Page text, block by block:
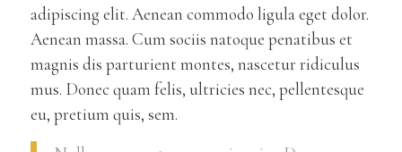
adipiscing elit. Aenean commodo ligula eget dolor.
Aenean massa. Cum sociis natoque penatibus et
magnis dis parturient montes, nascetur ridiculus
mus. Donec quam felis, ultricies nec, pellentesque
eu, pretium quis, sem.